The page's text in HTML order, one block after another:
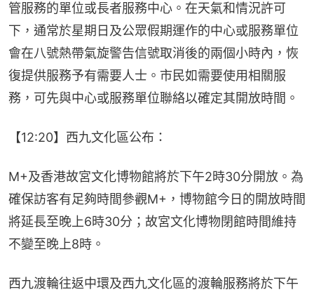
管服務的單位或長者服務中心。在天氣和情況許可
下，通常於星期日及公眾假期運作的中心或服務單位
會在八號熱帶氣旋警告信號取消後的兩個小時內，恢
復提供服務予有需要人士。市民如需要使用相關服
務，可先與中心或服務單位聯絡以確定其開放時間。
【12:20】西九文化區公布：
M+及香港故宮文化博物館將於下午2時30分開放。為
確保訪客有足夠時間參觀M+，博物館今日的開放時間
將延長至晚上6時30分；故宮文化博物閉館時間維持
不變至晚上8時。
西九渡輪往返中環及西九文化區的渡輪服務將於下午